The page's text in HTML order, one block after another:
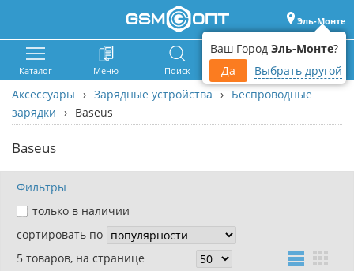
Ваш Город Эль-Монте?
Да
Выбрать другой
Эль-Монте
Каталог Меню Поиск Корзина Войти
Аксессуары › Зарядные устройства › Беспроводные
зарядки › Baseus
Baseus
Фильтры
только в наличии
сортировать по
5 товаров, на странице